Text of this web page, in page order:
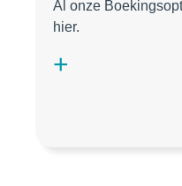
Al onze
hier.